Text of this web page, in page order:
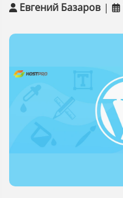
Евгений Базаров |